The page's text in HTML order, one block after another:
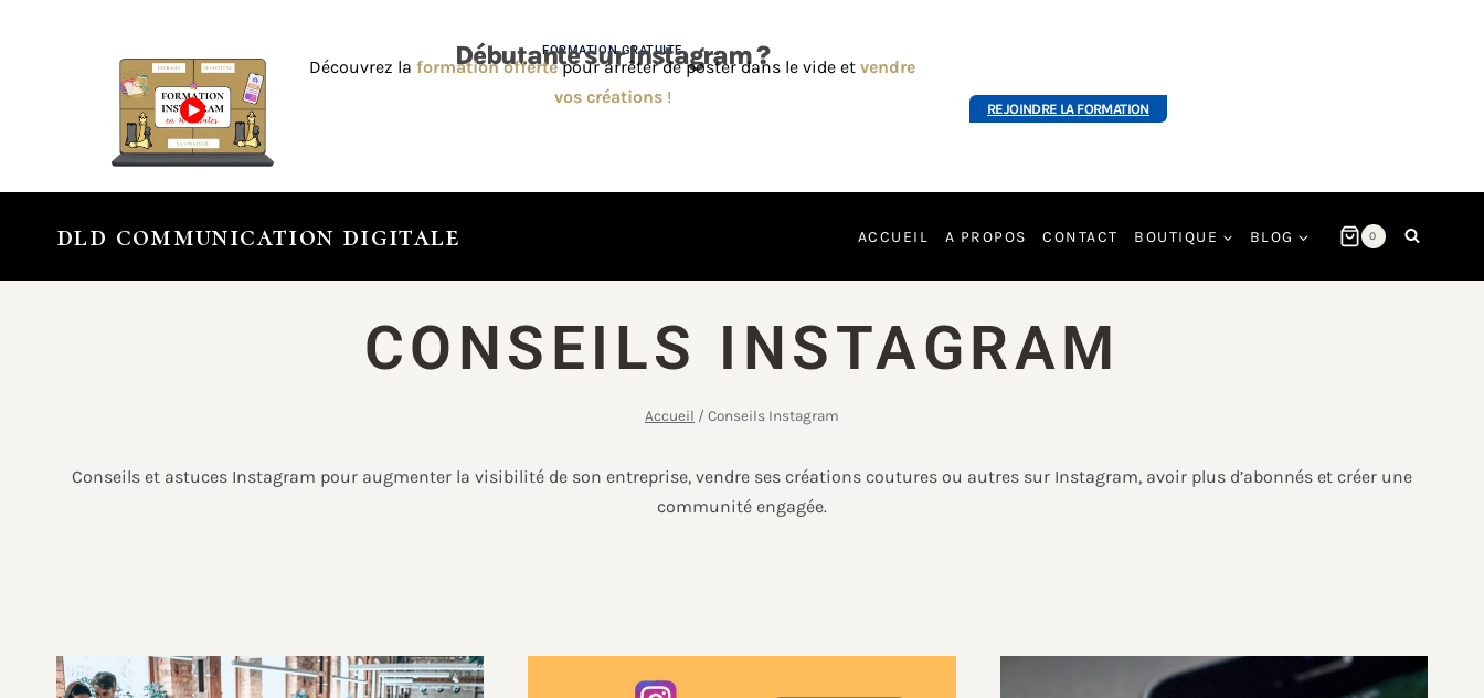
FORMATION GRATUITE
Débutante sur Instagram ?
Découvrez la formation offerte pour arrêter de poster dans le vide et vendre
vos créations !
REJOINDRE LA FORMATION
dld communication digitale ACCUEIL A PROPOS CONTACT BOUTIQUE BLOG 0
CONSEILS INSTAGRAM
Accueil / Conseils Instagram
Conseils et astuces Instagram pour augmenter la visibilité de son entreprise, vendre ses créations coutures ou autres sur Instagram, avoir plus d’abonnés et créer une
communité engagée.